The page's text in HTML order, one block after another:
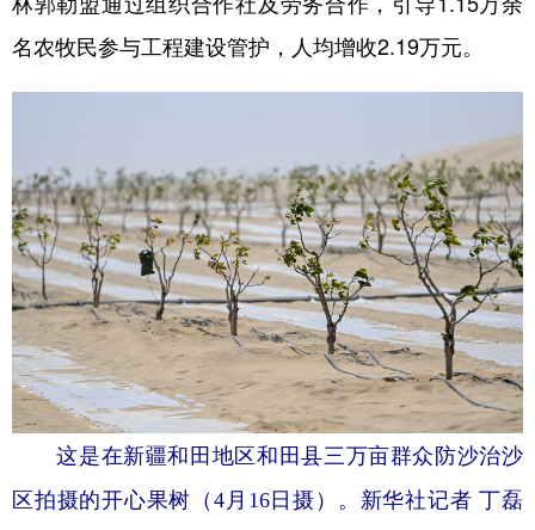
名农牧民参与工程建设管护，人均增收2.19万元。
这是在新疆和田地区和田县三万亩群众防沙治沙
区拍摄的开心果树（4月16日摄）。新华社记者 丁磊